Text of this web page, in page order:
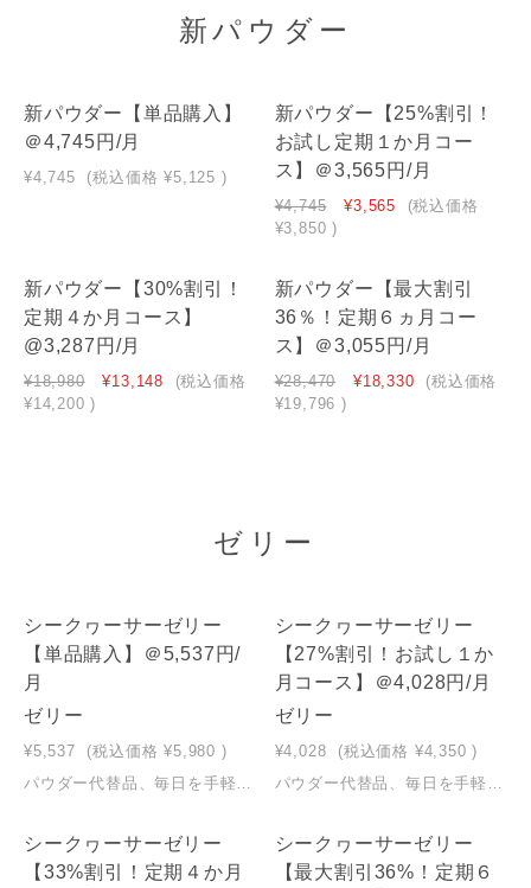
新パウダー
NEW
新パウダー【単品購入】
＠4,745円/月
¥4,745 (税込価格 ¥5,125 )
NEW
新パウダー【25%割引！
お試し定期１か月コー
ス】＠3,565円/月
¥4,745 ¥3,565
(税込価格
¥3,850 )
NEW
新パウダー【30%割引！
定期４か月コース】
@3,287円/月
¥18,980 ¥13,148
(税込価格
¥14,200 )
NEW
新パウダー【最大割引
36％！定期６ヵ月コー
ス】＠3,055円/月
¥28,470 ¥18,330
(税込価格
¥19,796 )
ゼリー
NEW
シークヮーサーゼリー
【単品購入】＠5,537円/
月
ゼリー
¥5,537 (税込価格 ¥5,980 )
NEW
シークヮーサーゼリー
【27%割引！お試し１か
月コース】＠4,028円/月
ゼリー
¥4,028 (税込価格 ¥4,350 )
NEW
シークヮーサーゼリー
【33%割引！定期４か月
NEW
シークヮーサーゼリー
【最大割引36%！定期６